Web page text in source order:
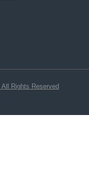
Rights Reserved